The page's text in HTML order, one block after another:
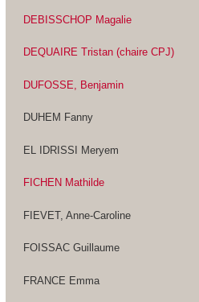
DEBISSCHOP Magalie
DEQUAIRE Tristan (chaire CPJ)
DUFOSSE, Benjamin
DUHEM Fanny
EL IDRISSI Meryem
FICHEN Mathilde
FIEVET, Anne-Caroline
FOISSAC Guillaume
FRANCE Emma